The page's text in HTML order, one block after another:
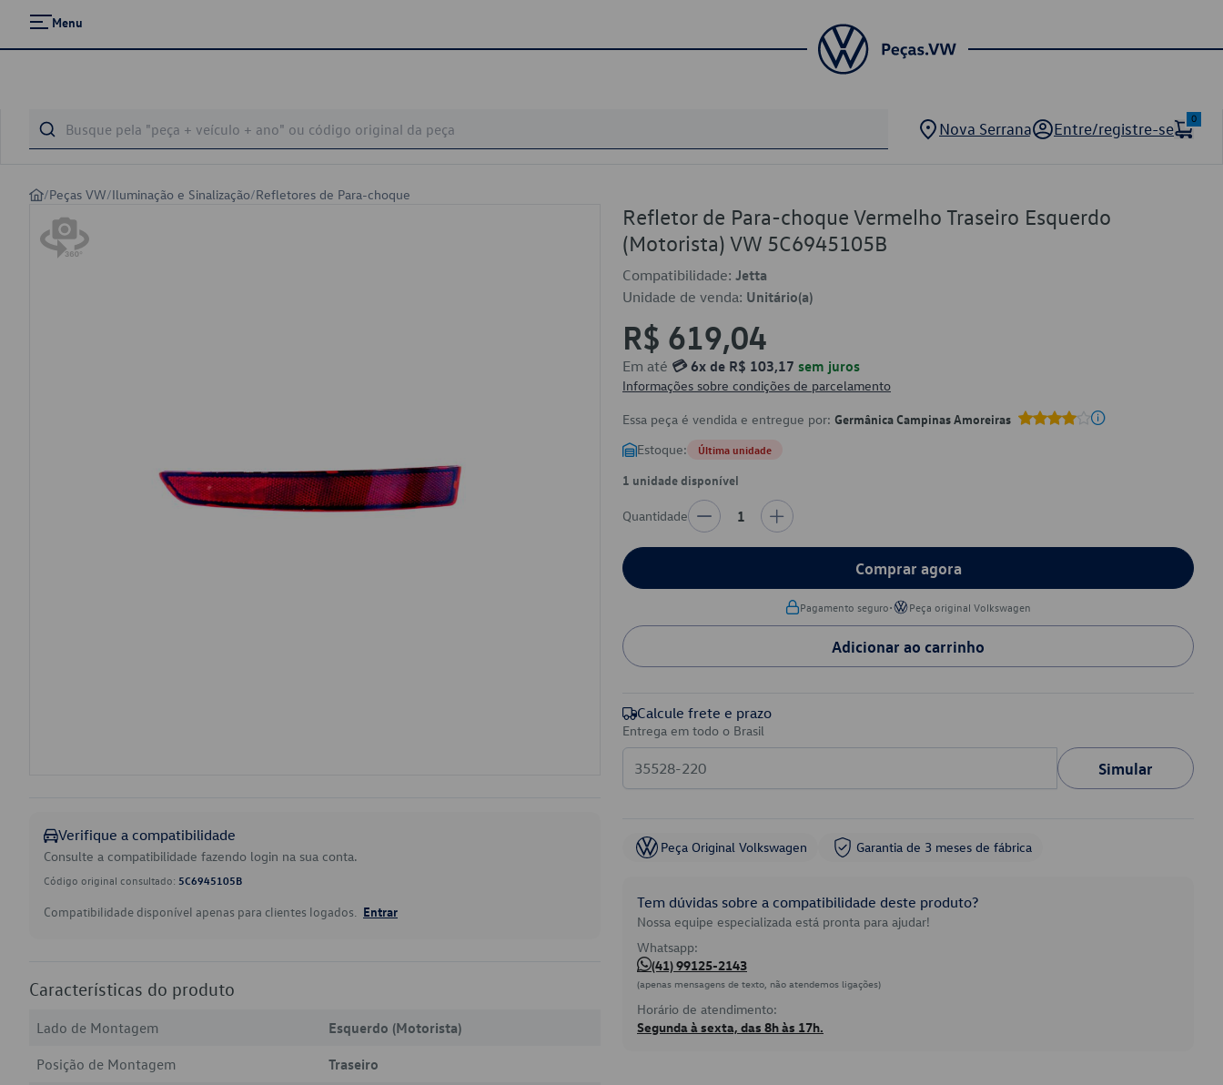
Menu
Nova Serrana Entre/registre-se
0
/Peças VW/Iluminação e Sinalização/Refletores de Para-choque
Verifique a compatibilidade
Consulte a compatibilidade fazendo login na sua conta.
Código original consultado: 5C6945105B
Compatibilidade disponível apenas para clientes logados. Entrar
Características do produto
Lado de Montagem
Esquerdo (Motorista)
Posição de Montagem
Traseiro
Refletor de Para-choque Vermelho Traseiro Esquerdo
(Motorista) VW 5C6945105B
Compatibilidade: Jetta
Unidade de venda: Unitário(a)
R$ 619,04
Em até 💳 6x de R$ 103,17 sem juros
Informações sobre condições de parcelamento
Essa peça é vendida e entregue por: Germânica Campinas Amoreiras
Estoque: Última unidade
1 unidade disponível
Quantidade 1
Comprar agora
Pagamento seguro• Peça original Volkswagen
Adicionar ao carrinho
Calcule frete e prazo
Entrega em todo o Brasil
Simular
Peça Original Volkswagen Garantia de 3 meses de fábrica
Tem dúvidas sobre a compatibilidade deste produto?
Nossa equipe especializada está pronta para ajudar!
Whatsapp:
(41) 99125-2143
(apenas mensagens de texto, não atendemos ligações)
Horário de atendimento:
Segunda à sexta, das 8h às 17h.